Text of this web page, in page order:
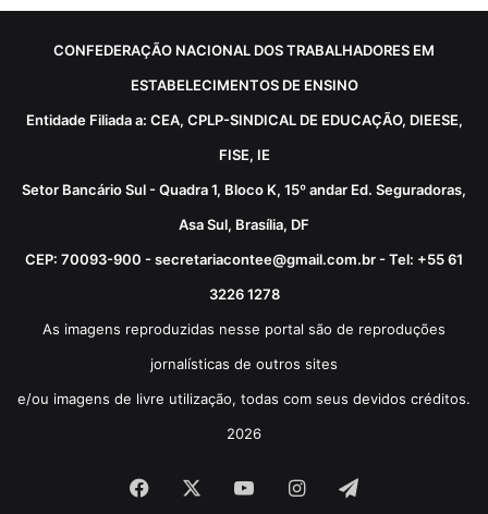
CONFEDERAÇÃO NACIONAL DOS TRABALHADORES EM
ESTABELECIMENTOS DE ENSINO
Entidade Filiada a: CEA, CPLP-SINDICAL DE EDUCAÇÃO, DIEESE,
FISE, IE
Setor Bancário Sul - Quadra 1, Bloco K, 15º andar Ed. Seguradoras,
Asa Sul, Brasília, DF
CEP: 70093-900 - secretariacontee@gmail.com.br - Tel: +55 61
3226 1278
As imagens reproduzidas nesse portal são de reproduções
jornalísticas de outros sites
e/ou imagens de livre utilização, todas com seus devidos créditos.
2026
Facebook YouTubeInstagram